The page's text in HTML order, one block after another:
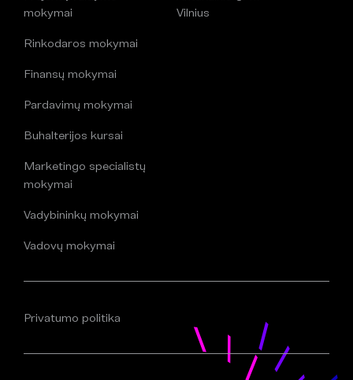
mokymai
Rinkodaros mokymai
Finansų mokymai
Pardavimų mokymai
Buhalterijos kursai
Marketingo specialistų
mokymai
Vadybininkų mokymai
Vadovų mokymai
Vilnius
Privatumo politika